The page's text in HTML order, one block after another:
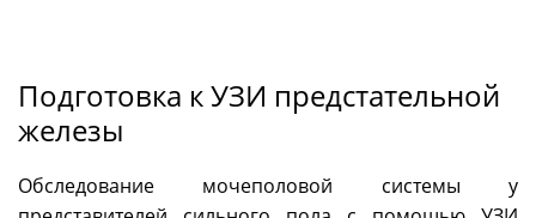
Подготовка к УЗИ предстательной
железы
Обследование мочеполовой системы у